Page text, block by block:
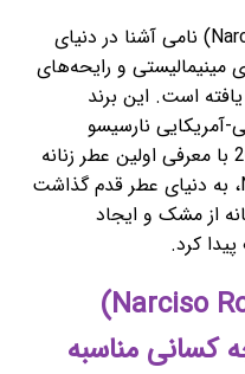
نارسیسو رودریگز (Narciso Rodriguez) نامی آشنا در دنیای
و رایحه‌های
است. این برند
آمریکایی نارسیسو
رودریگز تاسیس شده، از سال 2003 با معرفی اولین عطر زنانه
خود، Narciso Rodriguez for Her، به دنیای عطر قدم گذاشت
از مشک و ایجاد
کرد.
عطر و ادکلن (Narciso Rodriguez)
کسانی مناسبه